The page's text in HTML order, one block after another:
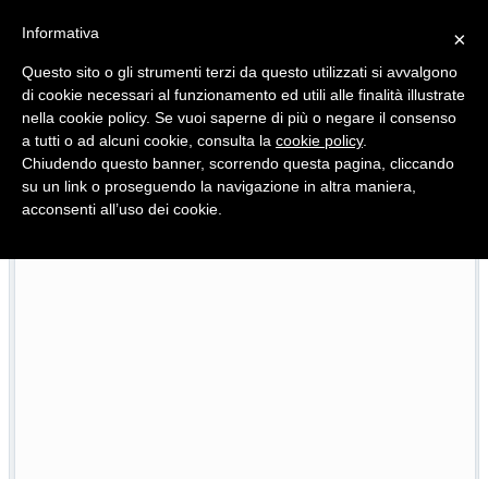
Quotidiano d'informazione distribuito in Molise con
×
Informativa
Questo sito o gli strumenti terzi da questo utilizzati si avvalgono
di cookie necessari al funzionamento ed utili alle finalità illustrate
nella cookie policy. Se vuoi saperne di più o negare il consenso
a tutti o ad alcuni cookie, consulta la cookie policy.
Chiudendo questo banner, scorrendo questa pagina, cliccando
su un link o proseguendo la navigazione in altra maniera,
acconsenti all’uso dei cookie.